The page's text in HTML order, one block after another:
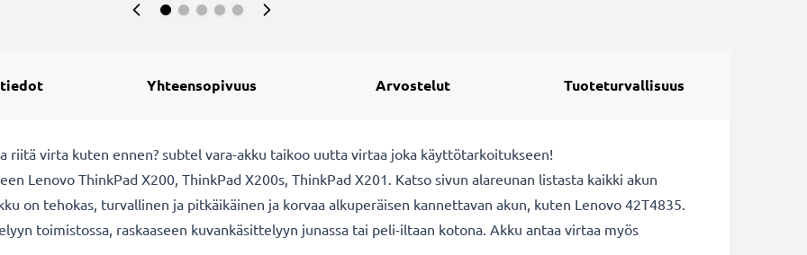
Yhteensopivuus Arvostelut Tuoteturvallisuus
riitä virta kuten ennen? subtel vara-akku taikoo uutta virtaa joka käyttötarkoitukseen!
Lenovo ThinkPad X200, ThinkPad X200s, ThinkPad X201. Katso sivun alareunan listasta kaikki akun
on tehokas, turvallinen ja pitkäikäinen ja korvaa alkuperäisen kannettavan akun, kuten Lenovo 42T4835.
toimistossa, raskaaseen kuvankäsittelyyn junassa tai peli-iltaan kotona. Akku antaa virtaa myös